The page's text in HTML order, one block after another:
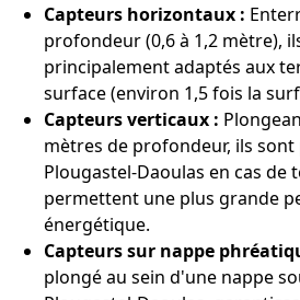
Capteurs horizontaux :
profondeur (0,6 à 1,2 mètre),
principalement adaptés aux
surface (environ 1,5 fois la
Capteurs verticaux :
mètres de profondeur, ils sont
Plougastel-Daoulas en cas de
permettent une plus grande
énergétique.
Capteurs sur nappe
plongé au sein d'une nappe